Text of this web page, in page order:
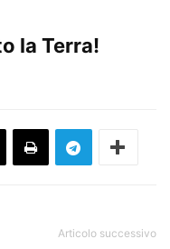
la Terra!
Articolo successivo